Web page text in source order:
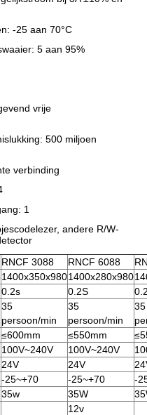
-25 aan 70°C
5 aan 95%
vrije
500 miljoen
verbinding
1
andere R/W-
RNCF 3088 RNCF 6088
1400x350x9801400x280x980
0.2s 0.2S
35
persoon/min
35
persoon/min
35
≤600mm ≤550mm
100V~240V 100V~240V
24V 24V
-25~+70 -25~+70
-
35w 35W
12v